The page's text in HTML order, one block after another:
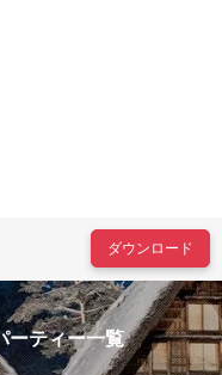
ダウンロード
ーティー一覧